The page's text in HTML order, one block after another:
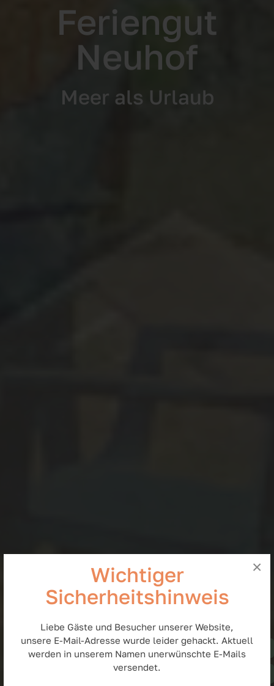
Wichtiger
Sicherheitshinweis
Liebe Gäste und Besucher unserer Website,
unsere E-Mail-Adresse wurde leider gehackt. Aktuell
werden in unserem Namen unerwünschte E-Mails
versendet.
×
Feriengut
Neuhof
Meer als Urlaub